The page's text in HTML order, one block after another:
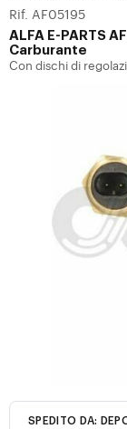
Rif. AF05195
ALFA E-PARTS
Carburante
Con dischi di
SPEDITO DA: